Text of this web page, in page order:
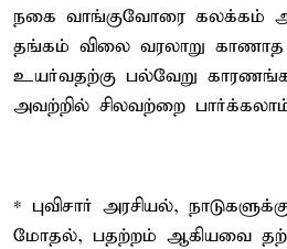
நகை வாங்குவோரை கலக்கம்
தங்கம் விலை வரலாறு காணாத
உயர்வதற்கு பல்வேறு
அவற்றில் சிலவற்றை
* புவிசார் அரசியல்,
மோதல், பதற்றம் ஆகியவை